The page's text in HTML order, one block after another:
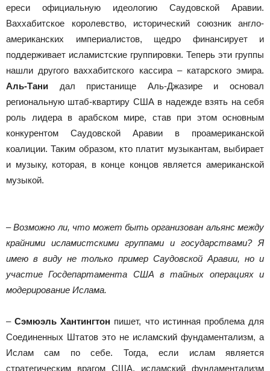
ереси официальную идеологию Саудовской Аравии.
Ваххабитское королевство, исторический союзник англо-
американских империалистов, щедро финансирует и
поддерживает исламистские группировки. Теперь эти группы
нашли другого ваххабитского кассира – катарского эмира.
Аль-Тани дал пристанище Аль-Джазире и основал
региональную штаб-квартиру США в надежде взять на себя
роль лидера в арабском мире, став при этом основным
конкурентом Саудовской Аравии в проамериканской
коалиции. Таким образом, кто платит музыкантам, выбирает
и музыку, которая, в конце концов является американской
музыкой.
– Возможно ли, что может быть организован альянс между
крайними исламистскими группами и государствами? Я
имею в виду не только пример Саудовской Аравии, но и
участие Госдепартамента США в тайных операциях и
модерирование Ислама.
–Сэмюэль Хантингтон пишет, что истинная проблема для
Соединенных Штатов это не исламский фундаментализм, а
Ислам сам по себе. Тогда, если ислам является
стратегическим врагом США, исламский фундаментализм